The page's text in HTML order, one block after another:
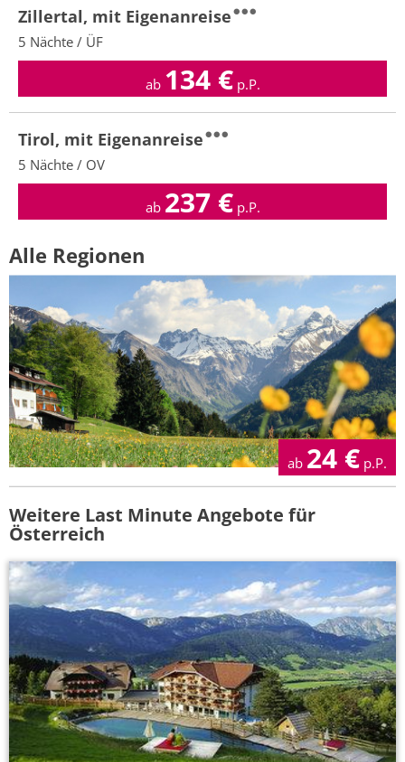
Zillertal, mit Eigenanreise
5 Nächte / ÜF
ab 134€ p.P.
Tirol, mit Eigenanreise
5 Nächte / OV
ab 237€ p.P.
Alle Regionen
ab 24 € p.P.
Weitere Last Minute Angebote für
Österreich